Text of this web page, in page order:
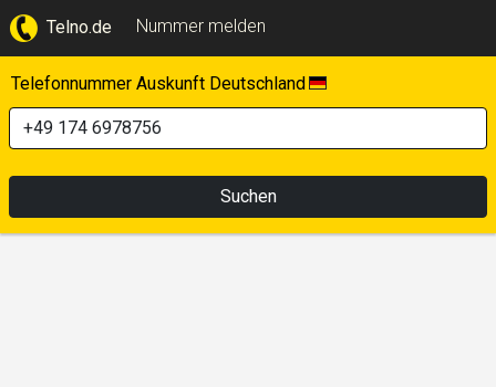
Telno.de Nummer melden
Telefonnummer Auskunft Deutschland
Suchen